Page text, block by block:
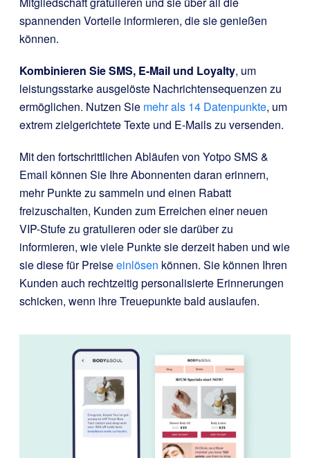
spannenden Vorteile informieren, die sie genießen
können.
Kombinieren Sie SMS, E-Mail und Loyalty, um
leistungsstarke ausgelöste Nachrichtensequenzen zu
ermöglichen. Nutzen Sie mehr als 14 Datenpunkte, um
extrem zielgerichtete Texte und E-Mails zu versenden.
Mit den fortschrittlichen Abläufen von Yotpo SMS &
Email können Sie Ihre Abonnenten daran erinnern,
mehr Punkte zu sammeln und einen Rabatt
freizuschalten, Kunden zum Erreichen einer neuen
VIP-Stufe zu gratulieren oder sie darüber zu
informieren, wie viele Punkte sie derzeit haben und wie
sie diese für Preiseeinlösen können. Sie können Ihren
Kunden auch rechtzeitig personalisierte Erinnerungen
schicken, wenn ihre Treuepunkte bald auslaufen.